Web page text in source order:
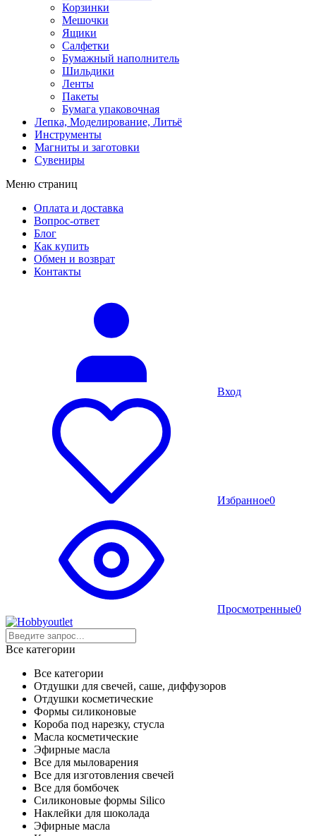
Корзинки
Мешочки
Ящики
Салфетки
Бумажный наполнитель
Шильдики
Ленты
Пакеты
Бумага упаковочная
Лепка, Моделирование, Литьё
Инструменты
Магниты и заготовки
Сувениры
Меню страниц
Оплата и доставка
Вопрос-ответ
Блог
Как купить
Обмен и возврат
Контакты
Вход
Избранное0
Просмотренные0
Все категории
Все категории
Отдушки для свечей, саше, диффузоров
Отдушки косметические
Формы силиконовые
Короба под нарезку, стусла
Масла косметические
Эфирные масла
Все для мыловарения
Все для изготовления свечей
Все для бомбочек
Силиконовые формы Silico
Наклейки для шоколада
Эфирные масла